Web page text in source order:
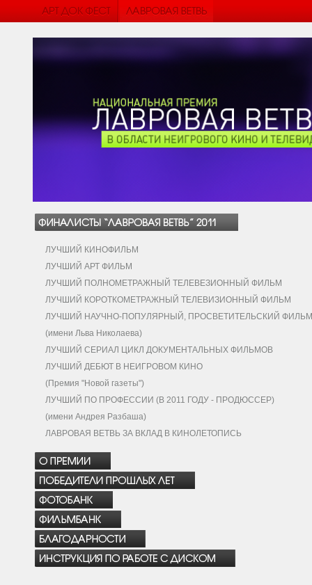
ЛУЧШИЙ КИНОФИЛЬМ
ЛУЧШИЙ АРТ ФИЛЬМ
ЛУЧШИЙ ПОЛНОМЕТРАЖНЫЙ ТЕЛЕВЕЗИОННЫЙ ФИЛЬМ
ЛУЧШИЙ КОРОТКОМЕТРАЖНЫЙ ТЕЛЕВИЗИОННЫЙ ФИЛЬМ
ЛУЧШИЙ НАУЧНО-ПОПУЛЯРНЫЙ, ПРОСВЕТИТЕЛЬСКИЙ ФИЛЬМ
(имени Льва Николаева)
ЛУЧШИЙ СЕРИАЛ ЦИКЛ ДОКУМЕНТАЛЬНЫХ ФИЛЬМОВ
ЛУЧШИЙ ДЕБЮТ В НЕИГРОВОМ КИНО
(Премия "Новой газеты")
ЛУЧШИЙ ПО ПРОФЕССИИ (В 2011 ГОДУ - ПРОДЮССЕР)
(имени Андрея Разбаша)
ЛАВРОВАЯ ВЕТВЬ ЗА ВКЛАД В КИНОЛЕТОПИСЬ